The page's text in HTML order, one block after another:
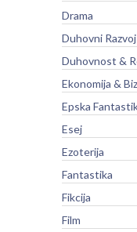
Drama
Duhovni Razvoj
Duhovnost &
Ekonomija &
Epska
Esej
Ezoterija
Fantastika
Fikcija
Film